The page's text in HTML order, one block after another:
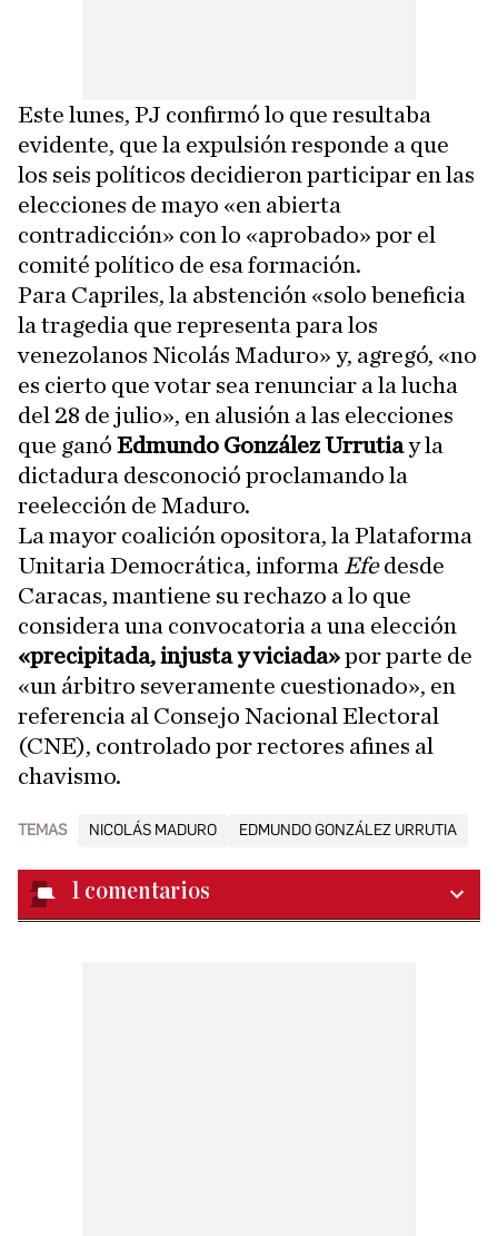
Este lunes, PJ confirmó lo que resultaba
evidente, que la expulsión responde a que
los seis políticos decidieron participar en las
elecciones de mayo «en abierta
contradicción» con lo «aprobado» por el
comité político de esa formación.
Para Capriles, la abstención «solo beneficia
la tragedia que representa para los
venezolanos Nicolás Maduro» y, agregó, «no
es cierto que votar sea renunciar a la lucha
del 28 de julio», en alusión a las elecciones
que ganó Edmundo González Urrutiay la
dictadura desconoció proclamando la
reelección de Maduro.
La mayor coalición opositora, la Plataforma
Unitaria Democrática, informa Efedesde
Caracas, mantiene su rechazo a lo que
considera una convocatoria a una elección
«precipitada, injusta y viciada»por parte de
«un árbitro severamente cuestionado», en
referencia al Consejo Nacional Electoral
(CNE), controlado por rectores afines al
chavismo.
TEMAS NICOLÁS MADURO EDMUNDO GONZÁLEZ URRUTIA
1 comentarios